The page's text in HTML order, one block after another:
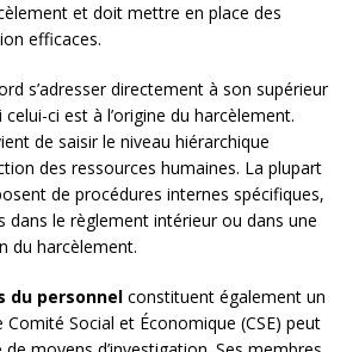
et doit mettre en place des
efficaces.
s’adresser directement à son supérieur
ci est à l’origine du harcèlement.
de saisir le niveau hiérarchique
des ressources humaines. La plupart
de procédures internes spécifiques,
dans le règlement intérieur ou dans une
du harcèlement.
du personnel constituent également un
Comité Social et Économique (CSE) peut